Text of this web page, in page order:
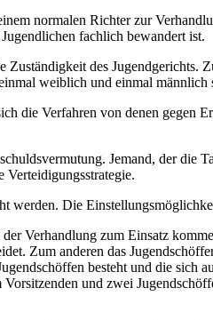
normalen Richter zur
fachlich bewandert ist.
des Jugendgerichts.
weiblich und einmal männlich
die Verfahren von denen
Jemand, der die
Verteidigungsstrategie.
werden. Die
Verhandlung zum Einsatz
Zum anderen das
besteht und die
und zwei